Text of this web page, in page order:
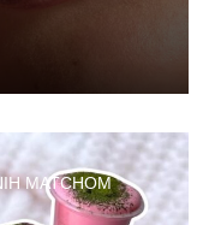
MATCHOM